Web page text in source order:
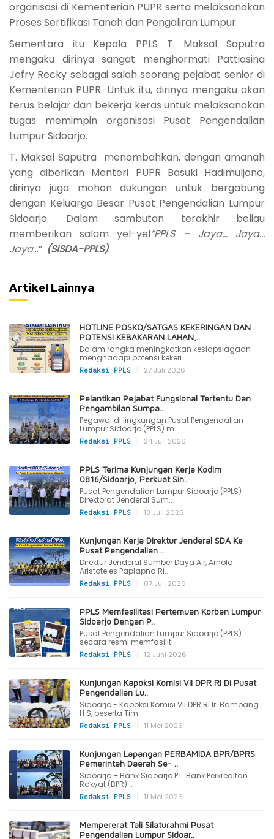
organisasi di Kementerian PUPR serta melaksanakan
Proses Sertifikasi Tanah dan Pengaliran Lumpur.
Sementara itu Kepala PPLS T. Maksal Saputra
mengaku dirinya sangat menghormati Pattiasina
Jefry Recky sebagai salah seorang pejabat senior di
Kementerian PUPR. Untuk itu, dirinya mengaku akan
terus belajar dan bekerja keras untuk melaksanakan
tugas memimpin organisasi Pusat Pengendalian
Lumpur Sidoarjo.
T. Maksal Saputra menambahkan, dengan amanah
yang diberikan Menteri PUPR Basuki Hadimuljono,
dirinya juga mohon dukungan untuk bergabung
dengan Keluarga Besar Pusat Pengendalian Lumpur
Sidoarjo. Dalam sambutan terakhir beliau
memberikan salam yel-yel“PPLS – Jaya... Jaya...
Jaya...”. (SISDA-PPLS)
Artikel Lainnya
HOTLINE POSKO/SATGAS KEKERINGAN DAN
POTENSI KEBAKARAN LAHAN,..
Dalam rangka meningkatkan kesiapsiagaan
menghadapi potensi kekeri..
Redaksi PPLS 27 Juli 2026
Pelantikan Pejabat Fungsional Tertentu Dan
Pengambilan Sumpa..
Pegawai di lingkungan Pusat Pengendalian
Lumpur Sidoarjo (PPLS) m..
Redaksi PPLS 24 Juli 2026
PPLS Terima Kunjungan Kerja Kodim
0816/Sidoarjo, Perkuat Sin..
Pusat Pengendalian Lumpur Sidoarjo (PPLS)
Direktorat Jenderal Sum..
Redaksi PPLS 18 Juli 2026
Kunjungan Kerja Direktur Jenderal SDA Ke
Pusat Pengendalian ..
Direktur Jenderal Sumber Daya Air, Arnold
Aristoteles Paplapna Ri..
Redaksi PPLS 07 Juli 2026
PPLS Memfasilitasi Pertemuan Korban Lumpur
Sidoarjo Dengan P..
Pusat Pengendalian Lumpur Sidoarjo (PPLS)
secara resmi memfasilit..
Redaksi PPLS 12 Juni 2026
Kunjungan Kapoksi Komisi VII DPR RI Di Pusat
Pengendalian Lu..
Sidoarjo - Kapoksi Komisi VII DPR RI Ir. Bambang
H S, beserta Tim..
Redaksi PPLS 11 Mei 2026
Kunjungan Lapangan PERBAMIDA BPR/BPRS
Pemerintah Daerah Se- ..
Sidoarjo – Bank Sidoarjo PT. Bank Perkreditan
Rakyat (BPR) ..
Redaksi PPLS 11 Mei 2026
Mempererat Tali Silaturahmi Pusat
Pengendalian Lumpur Sidoar..